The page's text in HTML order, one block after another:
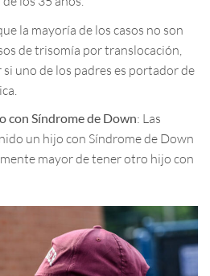
la mayoría de los casos no son
de trisomía por translocación,
uno de los padres es portador de
con Síndrome de Down: Las
un hijo con Síndrome de Down
mayor de tener otro hijo con